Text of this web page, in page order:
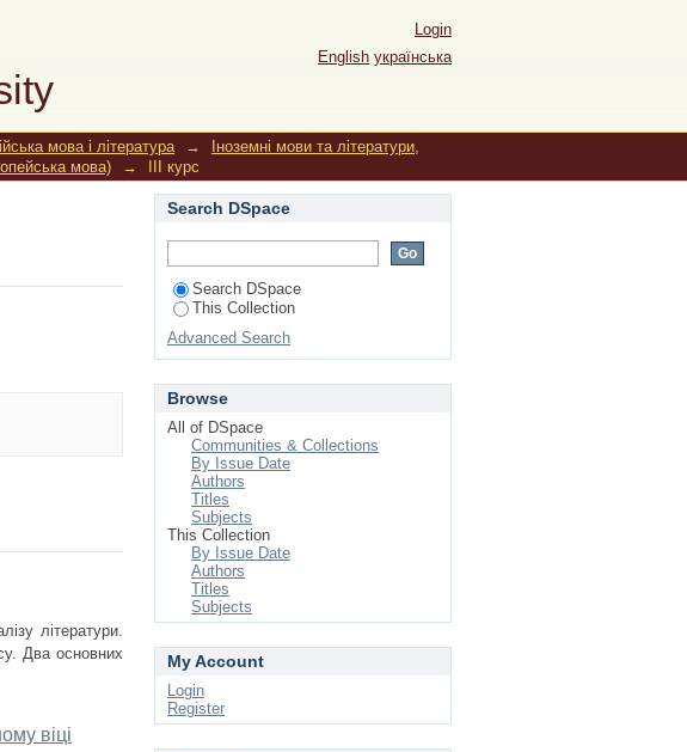
Login
English українська
мова і література →
Іноземні мови та літератури,
мова)
→ III курс
літератури.
Два основних
віці
Search DSpace
Search DSpace
This Collection
Advanced Search
Browse
All of DSpace
Communities & Collections
By Issue Date
Authors
Titles
Subjects
This Collection
By Issue Date
Authors
Titles
Subjects
My Account
Login
Register